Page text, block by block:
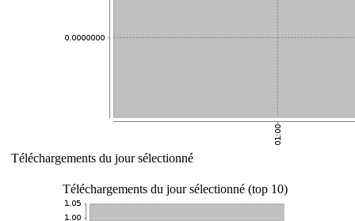
Téléchargements du jour sélectionné
Téléchargements du jour sélectionné (top 10)